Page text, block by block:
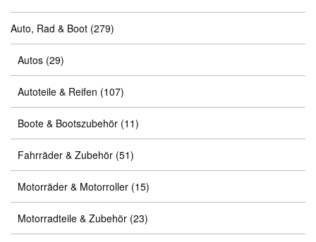
Auto, Rad & Boot (279)
Autos (29)
Autoteile & Reifen (107)
Boote & Bootszubehör (11)
Fahrräder & Zubehör (51)
Motorräder & Motorroller (15)
Motorradteile & Zubehör (23)